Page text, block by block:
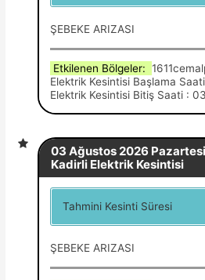
ŞEBEKE ARIZASI
Etkilenen Bölgeler:
Elektrik Kesintisi Başlama
Elektrik Kesintisi Bitiş Saati :
03 Ağustos 2026
Kadirli Elektrik Kesintisi
Tahmini Kesinti Süresi
ŞEBEKE ARIZASI